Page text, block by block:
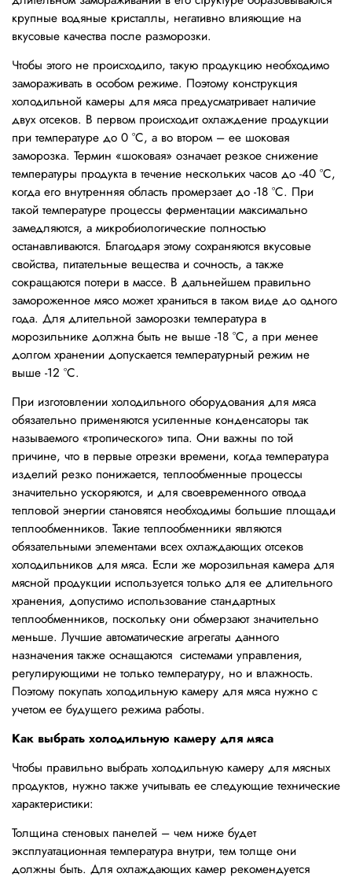
крупные водяные кристаллы, негативно влияющие на
вкусовые качества после разморозки.
Чтобы этого не происходило, такую продукцию необходимо
замораживать в особом режиме. Поэтому конструкция
холодильной камеры для мяса предусматривает наличие
двух отсеков. В первом происходит охлаждение продукции
при температуре до 0 °С, а во втором – ее шоковая
заморозка. Термин «шоковая» означает резкое снижение
температуры продукта в течение нескольких часов до -40 °С,
когда его внутренняя область промерзает до -18 °С. При
такой температуре процессы ферментации максимально
замедляются, а микробиологические полностью
останавливаются. Благодаря этому сохраняются вкусовые
свойства, питательные вещества и сочность, а также
сокращаются потери в массе. В дальнейшем правильно
замороженное мясо может храниться в таком виде до одного
года. Для длительной заморозки температура в
морозильнике должна быть не выше -18 °С, а при менее
долгом хранении допускается температурный режим не
выше -12 °С.
При изготовлении холодильного оборудования для мяса
обязательно применяются усиленные конденсаторы так
называемого «тропического» типа. Они важны по той
причине, что в первые отрезки времени, когда температура
изделий резко понижается, теплообменные процессы
значительно ускоряются, и для своевременного отвода
тепловой энергии становятся необходимы большие площади
теплообменников. Такие теплообменники являются
обязательными элементами всех охлаждающих отсеков
холодильников для мяса. Если же морозильная камера для
мясной продукции используется только для ее длительного
хранения, допустимо использование стандартных
теплообменников, поскольку они обмерзают значительно
меньше. Лучшие автоматические агрегаты данного
назначения также оснащаются системами управления,
регулирующими не только температуру, но и влажность.
Поэтому покупать холодильную камеру для мяса нужно с
учетом ее будущего режима работы.
Как выбрать холодильную камеру для мяса
Чтобы правильно выбрать холодильную камеру для мясных
продуктов, нужно также учитывать ее следующие технические
характеристики:
Толщина стеновых панелей – чем ниже будет
эксплуатационная температура внутри, тем толще они
должны быть. Для охлаждающих камер рекомендуется